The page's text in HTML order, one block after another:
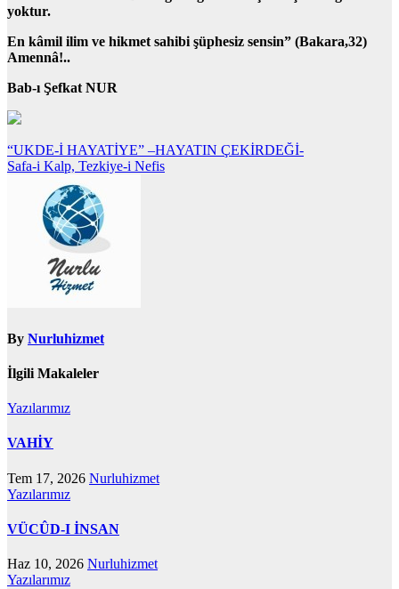
yoktur.
En kâmil ilim ve hikmet sahibi şüphesiz sensin” (Bakara,32)
Amennâ!..
Bab-ı Şefkat NUR
Yazı
gezinmesi
“UKDE-İ HAYATİYE” –HAYATIN ÇEKİRDEĞİ-
Safa-i Kalp, Tezkiye-i Nefis
By Nurluhizmet
İlgili Makaleler
Yazılarımız
VAHİY
Tem 17, 2026 Nurluhizmet
Yazılarımız
VÜCÛD-I İNSAN
Haz 10, 2026 Nurluhizmet
Yazılarımız